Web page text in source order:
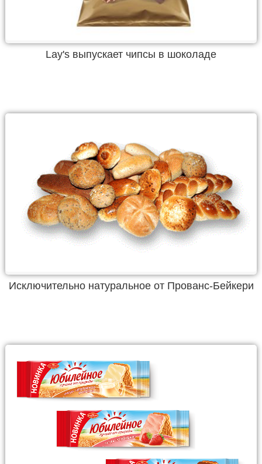
Lay's выпускает чипсы в шоколаде
Исключительно натуральное от Прованс-Бейкери